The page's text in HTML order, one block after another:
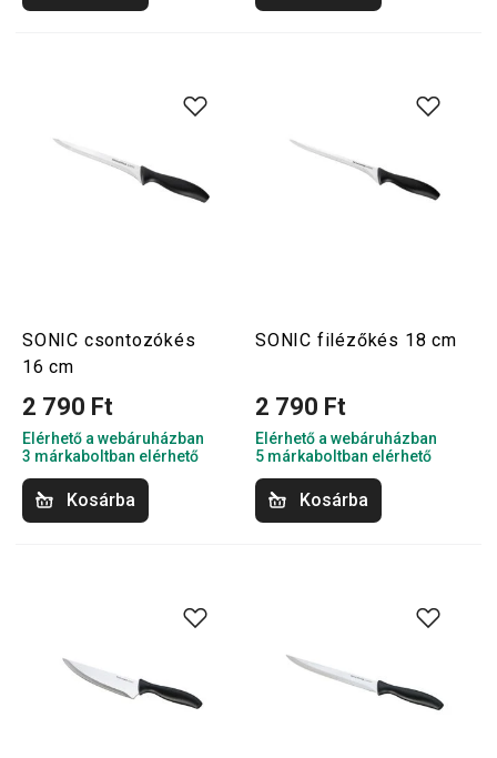
SONIC csontozókés
16 cm
2 790 Ft
Elérhető a webáruházban
3 márkaboltban elérhető
Kosárba
SONIC filézőkés 18 cm
2 790 Ft
Elérhető a webáruházban
5 márkaboltban elérhető
Kosárba